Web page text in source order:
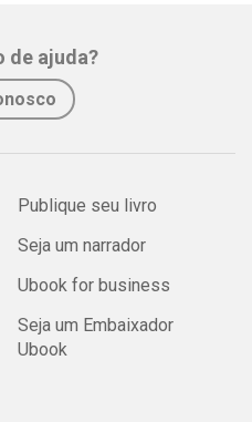
de ajuda?
Publique seu livro
Seja um narrador
Ubook for business
Seja um Embaixador
Ubook